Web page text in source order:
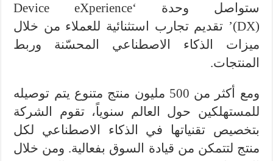
ستواصل وحدة ‘Device eXperience
(DX)’ تقديم تجارب استثنائية للعملاء من خلال
ميزات الذكاء الاصطناعي المحسّنة وربط
المنتجات.
ومع أكثر من 500 مليون منتج متنوع يتم توصيله
للمستهلكين حول العالم سنوياً، تقوم الشركة
بتخصيص تقنياتها في الذكاء الاصطناعي لكل
منتج لتتمكن من قيادة السوق بفعالية. ومن خلال